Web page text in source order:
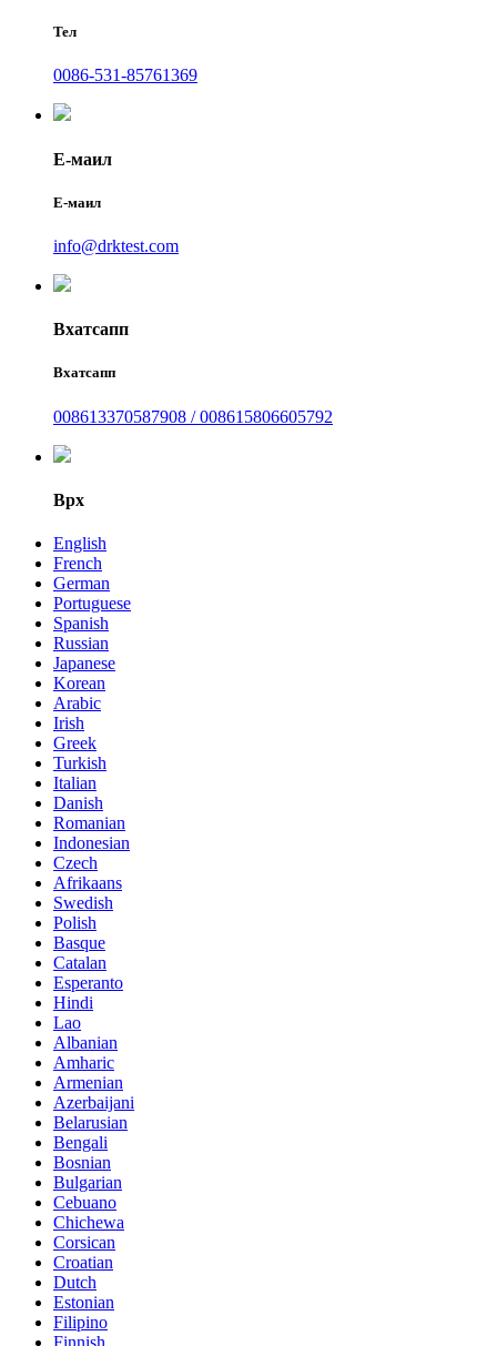
Тел
0086-531-85761369
Е-маил
Е-маил
info@drktest.com
Вхатсапп
Вхатсапп
008613370587908 / 008615806605792
Врх
English
French
German
Portuguese
Spanish
Russian
Japanese
Korean
Arabic
Irish
Greek
Turkish
Italian
Danish
Romanian
Indonesian
Czech
Afrikaans
Swedish
Polish
Basque
Catalan
Esperanto
Hindi
Lao
Albanian
Amharic
Armenian
Azerbaijani
Belarusian
Bengali
Bosnian
Bulgarian
Cebuano
Chichewa
Corsican
Croatian
Dutch
Estonian
Filipino